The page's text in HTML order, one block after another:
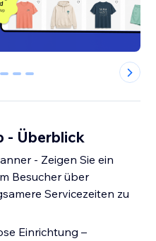
3 4 5
- Überblick
- Zeigen Sie ein
Besucher über
Servicezeiten zu
Einrichtung –